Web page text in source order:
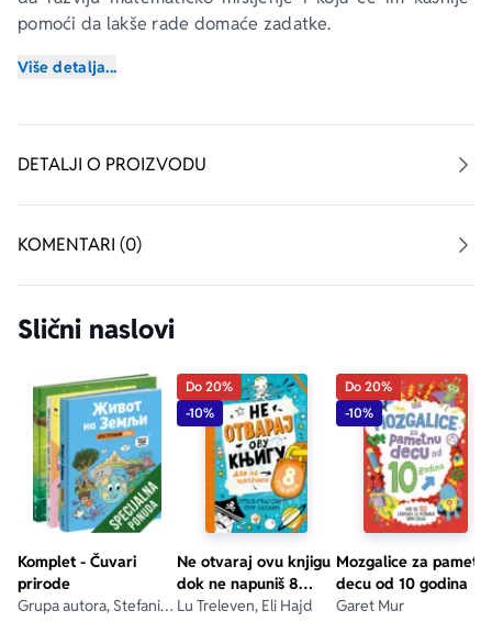
pomoći da lakše rade domaće zadatke.
Knjiga sadrži stranice sa zabavnim nalepnicama koje će
aboutPage.sr-only.custom-youtube-play-icon
Više detalja...
DETALJI O PROIZVODU
KOMENTARI (0)
Slični naslovi
Komplet - Čuvari
prirode
Grupa autora, Stefani
Do 20%
-10%
Ne otvaraj ovu knjigu
dok ne napuniš 8
godina
Lu Treleven, Eli Hajd
Do 20%
-10%
Mozgalice za
decu od 10 godina
Garet Mur